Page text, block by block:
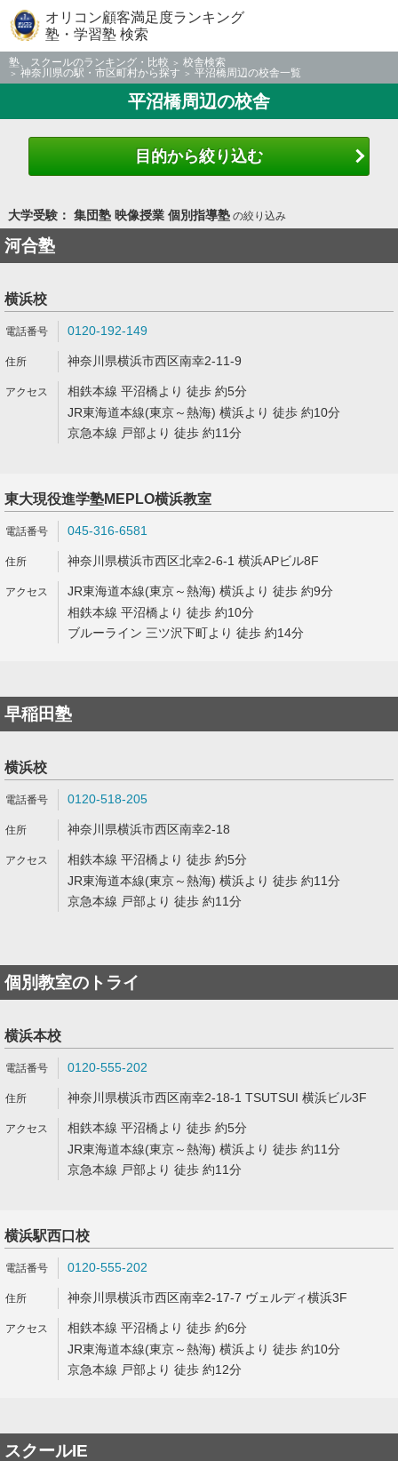
オリコン顧客満足度ランキング
塾・学習塾 検索
塾、スクールのランキング・比較
校舎検索
神奈川県の駅・市区町村から探す
平沼橋周辺の校舎一覧
平沼橋周辺の校舎
目的から絞り込む
大学受験： 集団塾 映像授業 個別指導塾の絞り込み
河合塾
横浜校
0120-192-149
神奈川県横浜市西区南幸2-11-9
相鉄本線 平沼橋より 徒歩 約5分
JR東海道本線(東京～熱海) 横浜より 徒歩 約10分
京急本線 戸部より 徒歩 約11分
東大現役進学塾MEPLO横浜教室
045-316-6581
神奈川県横浜市西区北幸2-6-1 横浜APビル8F
JR東海道本線(東京～熱海) 横浜より 徒歩 約9分
相鉄本線 平沼橋より 徒歩 約10分
ブルーライン 三ツ沢下町より 徒歩 約14分
早稲田塾
横浜校
0120-518-205
神奈川県横浜市西区南幸2-18
相鉄本線 平沼橋より 徒歩 約5分
JR東海道本線(東京～熱海) 横浜より 徒歩 約11分
京急本線 戸部より 徒歩 約11分
個別教室のトライ
横浜本校
0120-555-202
神奈川県横浜市西区南幸2-18-1 TSUTSUI 横浜ビル3F
相鉄本線 平沼橋より 徒歩 約5分
JR東海道本線(東京～熱海) 横浜より 徒歩 約11分
京急本線 戸部より 徒歩 約11分
横浜駅西口校
0120-555-202
神奈川県横浜市西区南幸2-17-7 ヴェルディ横浜3F
相鉄本線 平沼橋より 徒歩 約6分
JR東海道本線(東京～熱海) 横浜より 徒歩 約10分
京急本線 戸部より 徒歩 約12分
スクールIE